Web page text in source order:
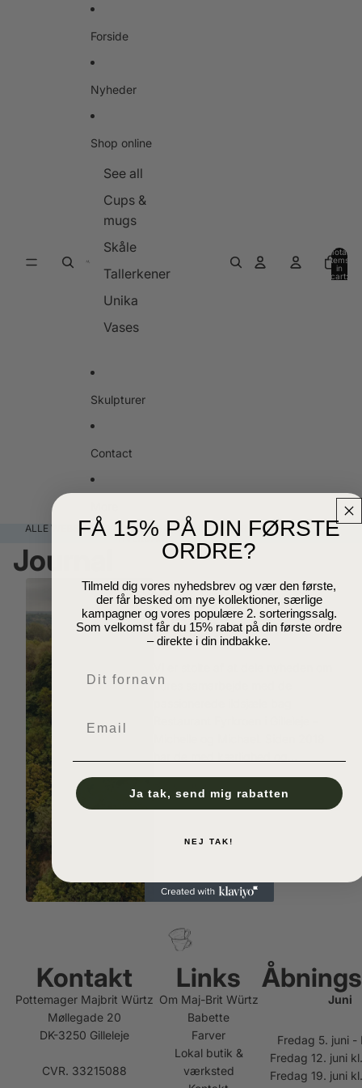
Forside
Nyheder
Shop online
See all
Cups &
mugs
Skåle
Tallerkener
Unika
Vases
Skulpturer
Contact
Total
items
in
cart:
ALLE WEBSHOP ORDRER AFSENDES INDENFOR 3-5
HVERDAGE.
Journal
Restaurant
Fyrkroen
May 7, 2025
vores samarbejde med de
Kontakt
Pottemager Majbrit Würtz
Møllegade 20
DK-3250 Gilleleje
CVR. 33215088
Links
Om Maj-Brit Würtz
Babette
Farver
Lokal butik &
værksted
Juni
Fredag 5. juni -
Fredag 12. juni
Fredag 19. juni
FÅ 15% PÅ DIN FØRSTE
ORDRE?
Tilmeld dig vores nyhedsbrev og vær den første,
der får besked om nye kollektioner, særlige
kampagner og vores populære 2. sorteringssalg.
Som velkomst får du 15% rabat på din første ordre
– direkte i din indbakke.
Ja tak, send mig rabatten
NEJ TAK!